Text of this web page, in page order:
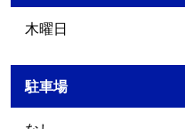
木曜日
駐車場